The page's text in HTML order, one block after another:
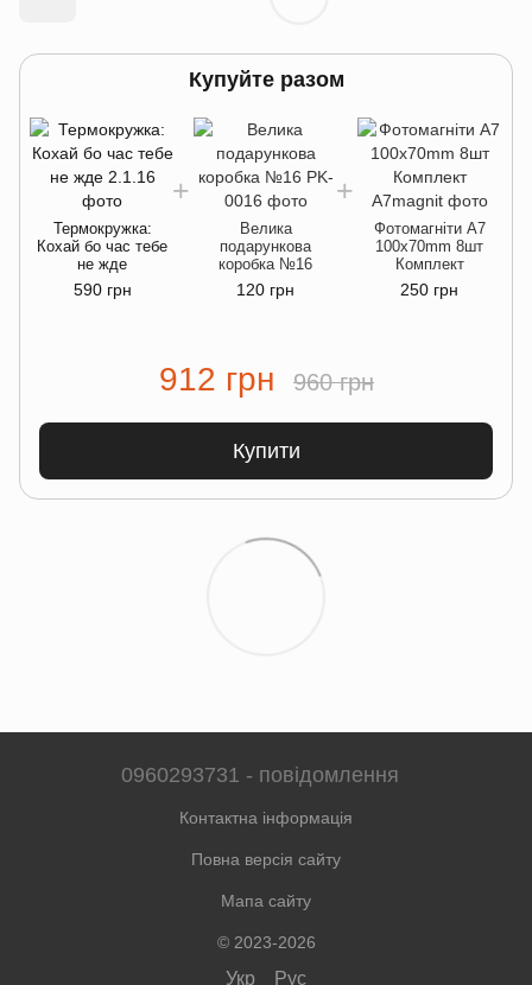
Купуйте разом
Термокружка:
Кохай бо час тебе
не жде
590 грн
Велика
подарункова
коробка №16
120 грн
Фотомагніти A7
100x70mm 8шт
Комплект
250 грн
912 грн 960 грн
Купити
0960293731 - повідомлення
Контактна інформація
Повна версія сайту
Мапа сайту
© 2023-2026
Укр Рус